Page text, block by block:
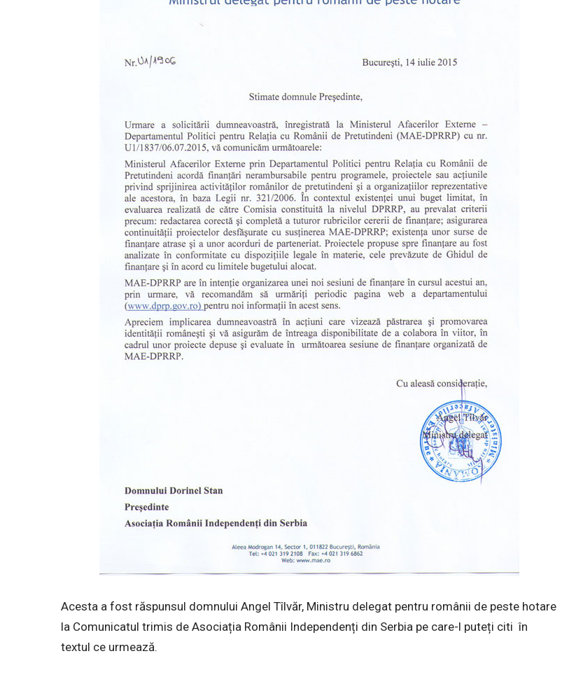
Acesta a fost răspunsul domnului Angel Tîlvăr, Ministru delegat pentru românii de peste hotare
la Comunicatul trimis de Asociația Românii Independenți din Serbia pe care-l puteți citi în
textul ce urmează.